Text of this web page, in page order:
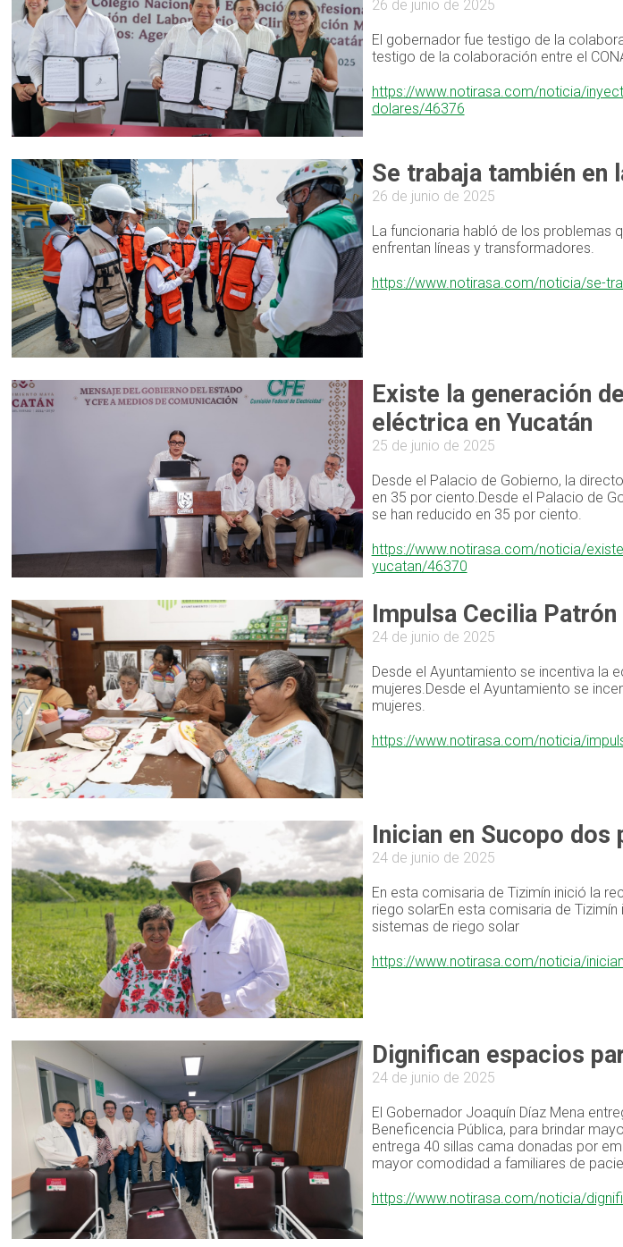
26 de junio de 2025
El gobernador fue testigo de la
testigo de la colaboración entre el
https://www.notirasa.com/noticia/
dolares/46376
Se trabaja también en
26 de junio de 2025
La funcionaria habló de los problemas
enfrentan líneas y transformadores.
https://www.notirasa.com/noticia/se-
Existe la generación
eléctrica en Yucatán
25 de junio de 2025
Desde el Palacio de Gobierno, la
en 35 por ciento.Desde el Palacio de
se han reducido en 35 por ciento.
https://www.notirasa.com/noticia/
yucatan/46370
Impulsa Cecilia
24 de junio de 2025
Desde el Ayuntamiento se incentiva la
mujeres.Desde el Ayuntamiento se
mujeres.
https://www.notirasa.com/noticia/
Inician en Sucopo
24 de junio de 2025
En esta comisaria de Tizimín inició la
riego solarEn esta comisaria de
sistemas de riego solar
https://www.notirasa.com/noticia/
Dignifican espacios
24 de junio de 2025
El Gobernador Joaquín Díaz Mena
Beneficencia Pública, para brindar
entrega 40 sillas cama donadas por
mayor comodidad a familiares de
https://www.notirasa.com/noticia/